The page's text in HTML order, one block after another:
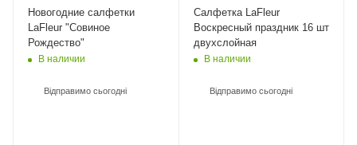
Новогодние салфетки
LaFleur "Совиное
Рождество"
В наличии
Відправимо сьогодні
Салфетка LaFleur
Воскресный праздник 16 шт
двухслойная
В наличии
Відправимо сьогодні